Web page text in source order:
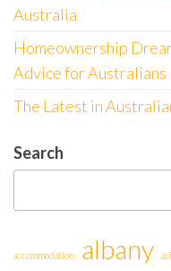
Australia
Homeownership
Advice for Australians
The Latest in
Search
accommodation albany